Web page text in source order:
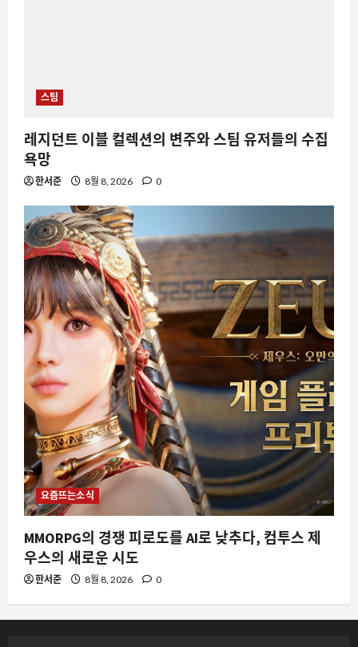
스팀
레지던트 이블 컬렉션의 변주와 스팀 유저들의 수집
욕망
한서준 8월 8, 2026 0
요즘뜨는소식
MMORPG의 경쟁 피로도를 AI로 낮추다, 컴투스 제
우스의 새로운 시도
한서준 8월 8, 2026 0